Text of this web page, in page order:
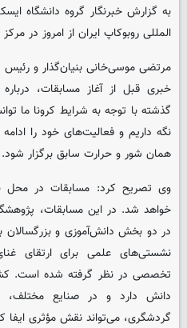
به گزارش خبرنگار گروه دانشگاه
المللی روبوکاپ ایران از امروز در
مرتضی موسی‌خانی بنیان‌گذار و
خبری قبل از آغاز مسابقات،
گذشته با توجه به شرایط کرونا ما
نگه داریم و فعالیت‌های خود را
همان شور و حرارت سابق برگزار شود.
وی تصریح کرد: مسابقات در محل
خواهد شد. در این مسابقات،
در دو بخش دانش‌آموزی و
نشستی‌های علمی برای ارتقای
تخصصی در نظر گرفته شده است.
دانش دارد و در صنایع مختلف،
گردشگری، می‌تواند نقش مؤثری ایفا